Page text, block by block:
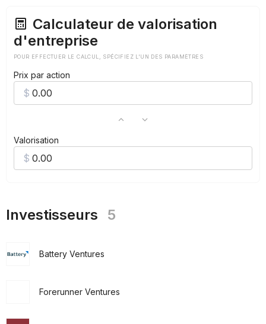
Calculateur de valorisation
d'entreprise
POUR EFFECTUER LE CALCUL, SPÉCIFIEZ L'UN DES PARAMÈTRES
Prix par action
Valorisation
Investisseurs 5
Battery Ventures
Forerunner Ventures